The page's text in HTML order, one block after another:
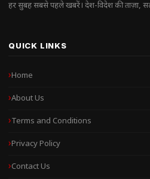
हर सुबह सबसे पहले खबरें। देश-विदेश की ताज़ा,
QUICK LINKS
Home
About Us
Terms and Conditions
Privacy Policy
Contact Us